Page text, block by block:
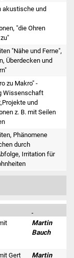
akustische und
"die Ohren
"Nähe und Ferne",
Überdecken und
zu Makro" -
Wissenschaft
und
z. B. mit Seilen
Phänomene
durch
Irritation für
Martin
Bauch
Gert
Martin